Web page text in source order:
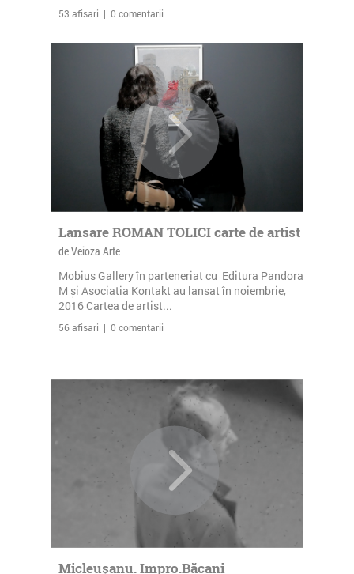
53 afisari | 0 comentarii
Lansare ROMAN TOLICI carte de artist
de Veioza Arte
Mobius Gallery în parteneriat cu Editura Pandora
M și Asociatia Kontakt au lansat în noiembrie,
2016 Cartea de artist...
56 afisari | 0 comentarii
Micleușanu. Impro.Băcani